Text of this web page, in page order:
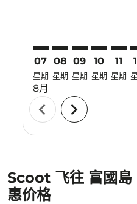
07
星期
8月
08
星期
09
星期
10
星期
11
星期
chevron_left chevron_right
Scoot 飞往 富國島
惠价格